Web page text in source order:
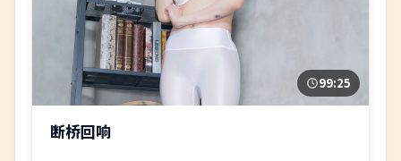
99:25
断桥回响